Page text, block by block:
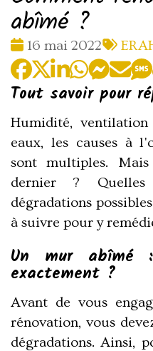
abîmé ?
Date
:
16 mai 2022
Tags
:
Tout savoir pour
Humidité, ventilation
eaux, les causes à
sont multiples.
dernier ?
dégradations
à suivre pour y
Un mur
exactement ?
Avant de vous
rénovation, vous
dégradations. Ainsi,